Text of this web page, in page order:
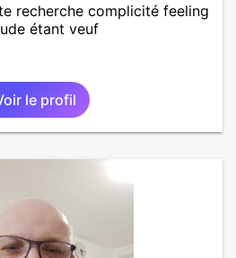
recherche complicité feeling
étant veuf
le profil